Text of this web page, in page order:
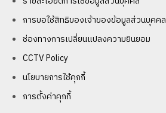
การขอใช้สิทธิของเจ้าของข้อมูลส่วนบุคคล
ช่องทางการเปลี่ยนแปลงความยินยอม
CCTV Policy
นโยบายการใช้คุกกี้
การตั้งค่าคุกกี้